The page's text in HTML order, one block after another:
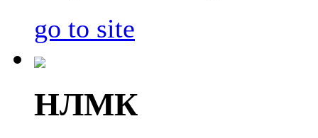
go to site
НЛМК